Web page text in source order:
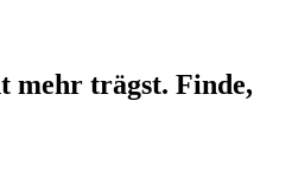
mehr trägst. Finde,